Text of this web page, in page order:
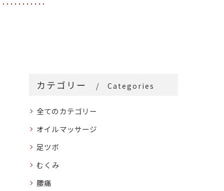
カテゴリー Categories
全てのカテゴリー
オイルマッサージ
足ツボ
むくみ
腰痛